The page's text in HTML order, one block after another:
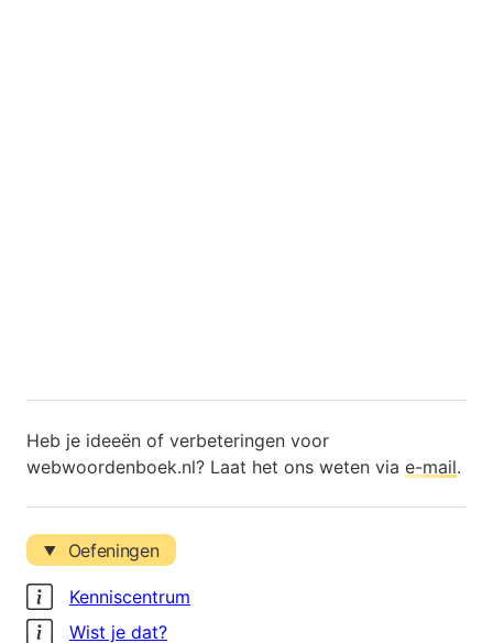
Heb je ideeën of verbeteringen voor
webwoordenboek.nl? Laat het ons weten via e-mail.
Oefeningen
Kenniscentrum
Wist je dat?